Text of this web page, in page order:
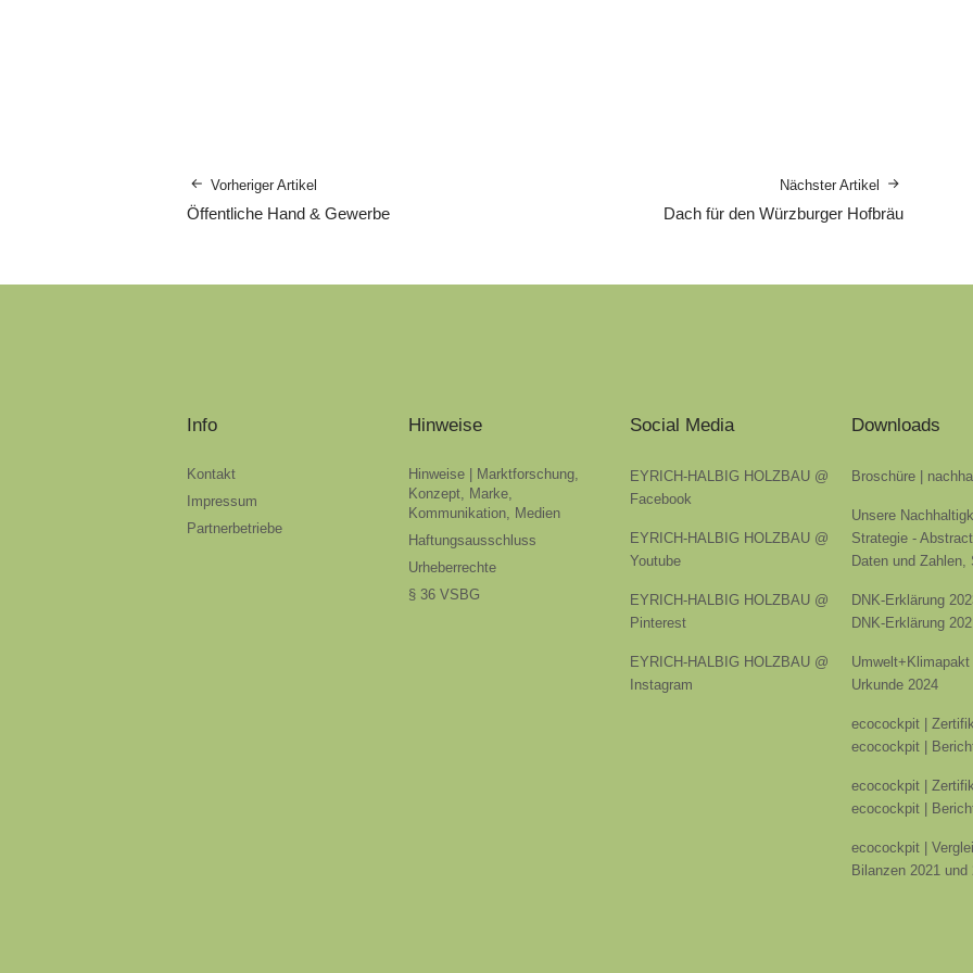
Vorheriger Artikel
Öffentliche Hand & Gewerbe
Nächster Artikel
Dach für den Würzburger Hofbräu
Info
Kontakt
Impressum
Partnerbetriebe
Hinweise
Hinweise | Marktforschung,
Konzept, Marke,
Kommunikation, Medien
Haftungsausschluss
Urheberrechte
§ 36 VSBG
Social Media
EYRICH-HALBIG HOLZBAU @
Facebook
EYRICH-HALBIG HOLZBAU @
Youtube
EYRICH-HALBIG HOLZBAU @
Pinterest
EYRICH-HALBIG HOLZBAU @
Instagram
Downloads
Broschüre |
Unsere
Strategie -
Daten und Zahlen,
DNK-Erklärung
DNK-Erklärung
Umwelt+Klimapakt
Urkunde 2024
ecocockpit |
ecocockpit |
ecocockpit |
ecocockpit |
ecocockpit |
Bilanzen 2021 und